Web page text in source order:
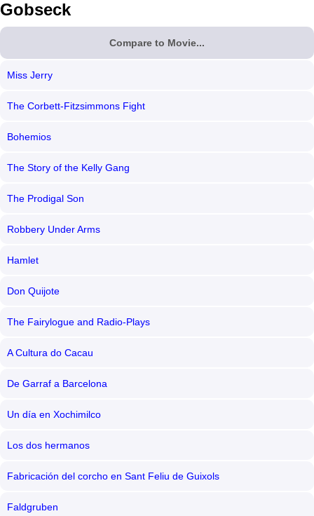
Gobseck
Compare to Movie...
Miss Jerry
The Corbett-Fitzsimmons Fight
Bohemios
The Story of the Kelly Gang
The Prodigal Son
Robbery Under Arms
Hamlet
Don Quijote
The Fairylogue and Radio-Plays
A Cultura do Cacau
De Garraf a Barcelona
Un día en Xochimilco
Los dos hermanos
Fabricación del corcho en Sant Feliu de Guixols
Faldgruben